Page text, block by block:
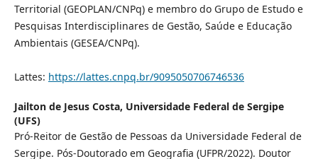
Territorial (GEOPLAN/CNPq) e membro do Grupo de Estudo e
Pesquisas Interdisciplinares de Gestão, Saúde e Educação
Ambientais (GESEA/CNPq).
Lattes: https://lattes.cnpq.br/9095050706746536
Jailton de Jesus Costa, Universidade Federal de Sergipe
(UFS)
Pró-Reitor de Gestão de Pessoas da Universidade Federal de
Sergipe. Pós-Doutorado em Geografia (UFPR/2022). Doutor